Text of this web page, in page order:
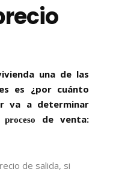
una de las
es ¿por cuánto
va a determinar
proceso
de venta:
de salida, si